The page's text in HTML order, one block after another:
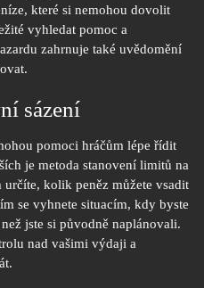
které si nemohou dovolit
vyhledat pomoc a
zahrnuje také uvědomění
sázení
pomoci hráčům lépe řídit
je metoda stanovení limitů na
určíte, kolik peněz můžete vsadit
se vyhnete situacím, kdy byste
jste si původně naplánovali.
nad vašimi výdaji a